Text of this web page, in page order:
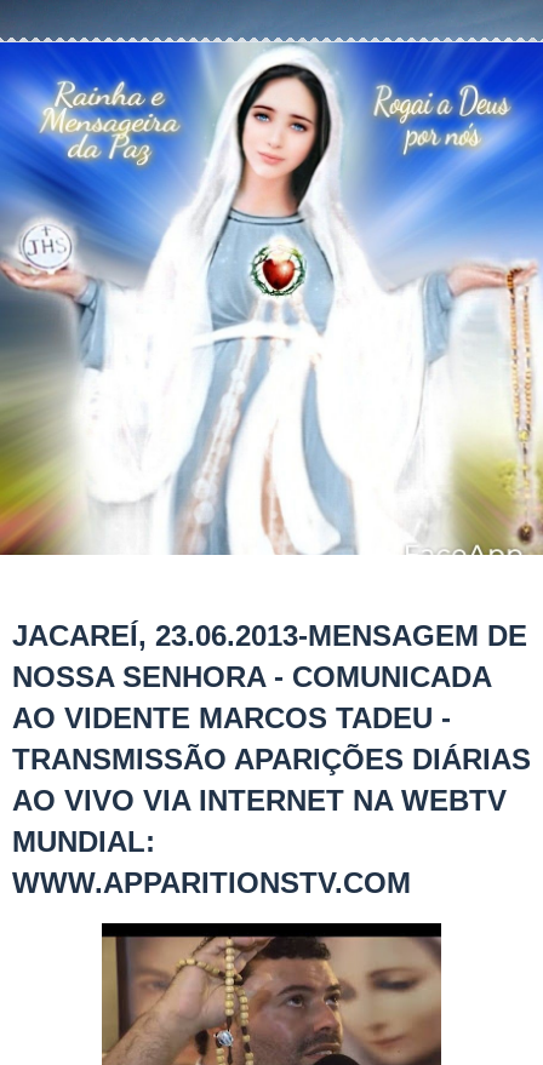
JACAREÍ, 23.06.2013-MENSAGEM DE
NOSSA SENHORA - COMUNICADA
AO VIDENTE MARCOS TADEU -
TRANSMISSÃO APARIÇÕES DIÁRIAS
AO VIVO VIA INTERNET NA WEBTV
MUNDIAL:
WWW.APPARITIONSTV.COM